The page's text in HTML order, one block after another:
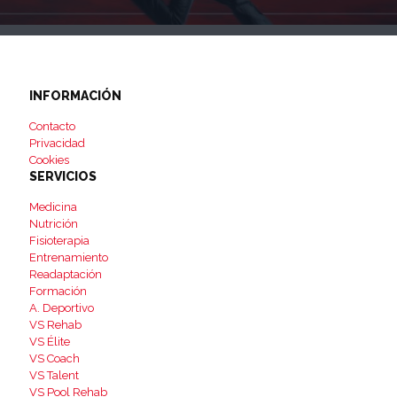
INFORMACIÓN
Contacto
Privacidad
Cookies
SERVICIOS
Medicina
Nutrición
Fisioterapia
Entrenamiento
Readaptación
Formación
A. Deportivo
VS Rehab
VS Élite
VS Coach
VS Talent
VS Pool Rehab